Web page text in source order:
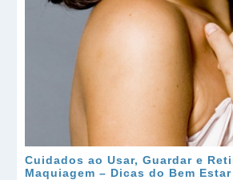
Cuidados ao Usar, Guardar e
Maquiagem – Dicas do Bem Estar